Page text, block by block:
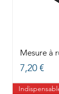
Mesure à
Prix
7,20 €